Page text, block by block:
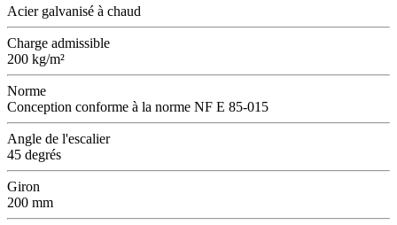
Acier galvanisé à chaud
Charge admissible
200 kg/m²
Norme
Conception conforme à la norme NF E 85-015
Angle de l'escalier
45 degrés
Giron
200 mm